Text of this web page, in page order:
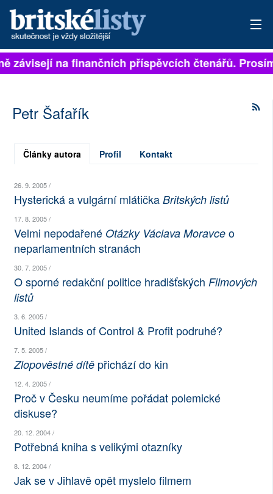
PŘIHLÁSIT
ARCHIV
ROZHOVORY
NEJČTENĚJŠÍ ZA 7 DNÍ
AUTOŘI
SOCIÁLNÍ SÍTĚ
RUBRIKY
PLNÁ VERZE STRÁNEK
závisejí na finančních příspěvcích čtenářů.
Petr Šafařík
Články autora Profil Kontakt
26. 9. 2005 /
Hysterická a vulgární mlátičkaBritských listů
17. 8. 2005 /
Velmi nepodařené Otázky Václava Moravce o
neparlamentních stranách
30. 7. 2005 /
O sporné redakční politice hradišťských Filmových
listů
3. 6. 2005 /
United Islands of Control & Profit podruhé?
7. 5. 2005 /
Zlopověstné dítě přichází do kin
12. 4. 2005 /
Proč v Česku neumíme pořádat polemické
diskuse?
20. 12. 2004 /
Potřebná kniha s velikými otazníky
8. 12. 2004 /
Jak se v Jihlavě opět myslelo filmem